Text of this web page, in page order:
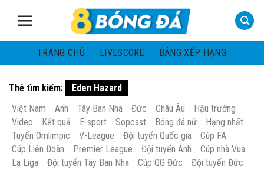
TRANG CHỦ
LIVESCORE BẢNG XẾP HẠNG
Thẻ tìm kiếm:
Eden Hazard
Việt Nam
Anh Tây Ban Nha Đức Châu Âu
Hậu trường
Video
Kết quả E-sport Sopcast Bóng đá nữ
Hạng nhất
Tuyển Omlimpic
V-League Đội tuyển Quốc gia
Cúp FA
Cúp Liên Đoàn
Premier League Đội tuyển Anh
Cúp nhà Vua
La Liga
Đội tuyển Tây Ban Nha Cúp QG Đức
Đội tuyển Đức